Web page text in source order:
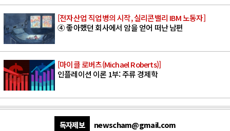
[전자산업 직업병의 시작, 실리콘밸리 IBM 노동자]
④ 좋아했던 회사에서 암을 얻어 떠난 남편
[마이클 로버츠(Michael Roberts)]
인플레이션 이론 1부: 주류 경제학
독자제보 newscham@gmail.com